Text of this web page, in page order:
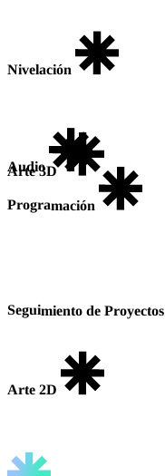
Nivelación
Programación
Audio
Arte 2D
Arte 3D
Seguimiento de Proyectos